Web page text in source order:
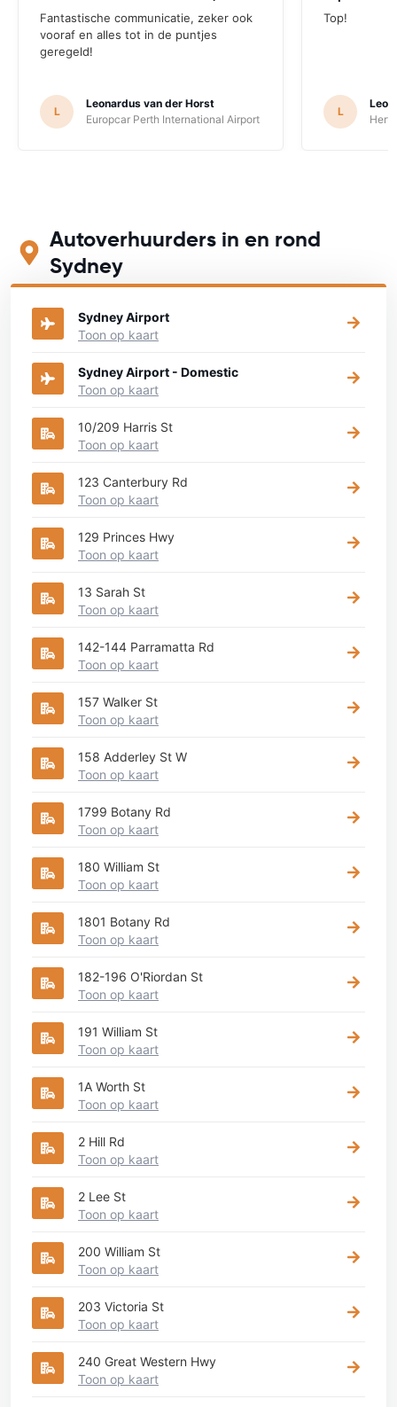
Fantastische communicatie, zeker ook
vooraf en alles tot in de puntjes
geregeld!
L
Leonardus van der Horst
Europcar Perth International Airport
Top!
L
Autoverhuurders in en rond
Sydney
Bekijk op onderstaande kaart waar je een auto kunt huren
Sydney Airport
Toon op kaart
Sydney Airport - Domestic
Toon op kaart
10/209 Harris St
Toon op kaart
123 Canterbury Rd
Toon op kaart
129 Princes Hwy
Toon op kaart
13 Sarah St
Toon op kaart
142-144 Parramatta Rd
Toon op kaart
157 Walker St
Toon op kaart
158 Adderley St W
Toon op kaart
1799 Botany Rd
Toon op kaart
180 William St
Toon op kaart
1801 Botany Rd
Toon op kaart
182-196 O'Riordan St
Toon op kaart
191 William St
Toon op kaart
1A Worth St
Toon op kaart
2 Hill Rd
Toon op kaart
2 Lee St
Toon op kaart
200 William St
Toon op kaart
203 Victoria St
Toon op kaart
240 Great Western Hwy
Toon op kaart